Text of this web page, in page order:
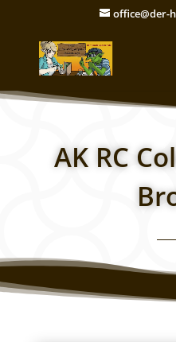
office@der-
AK RC